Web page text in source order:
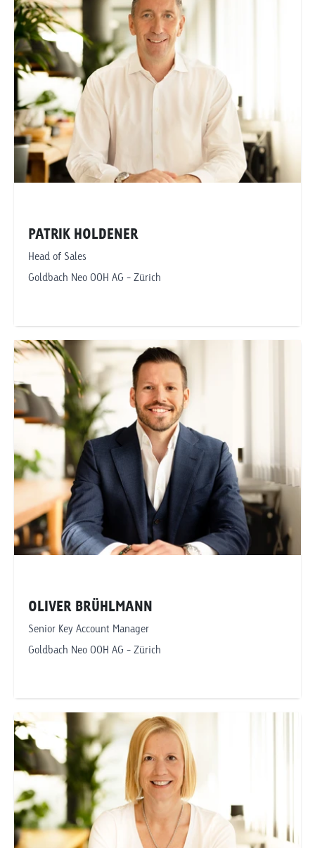
Goldbach Neo OOH AG
Zürich
PATRIK HOLDENER
Head of Sales
Goldbach Neo OOH AG - Zürich
patrik.holdener@goldbachneo.com
Goldbach Neo OOH AG
Zürich
OLIVER BRÜHLMANN
Senior Key Account Manager
Goldbach Neo OOH AG - Zürich
oliver.bruehlmann@goldbachneo.com
Goldbach Neo OOH AG
Zürich